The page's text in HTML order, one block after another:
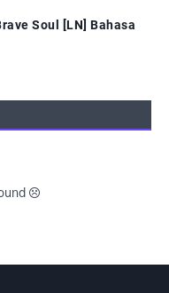
Soul [LN] Bahasa